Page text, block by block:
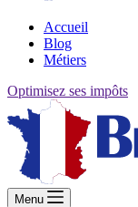
Accueil
Blog
Métiers
Optimisez ses impôts
Menu